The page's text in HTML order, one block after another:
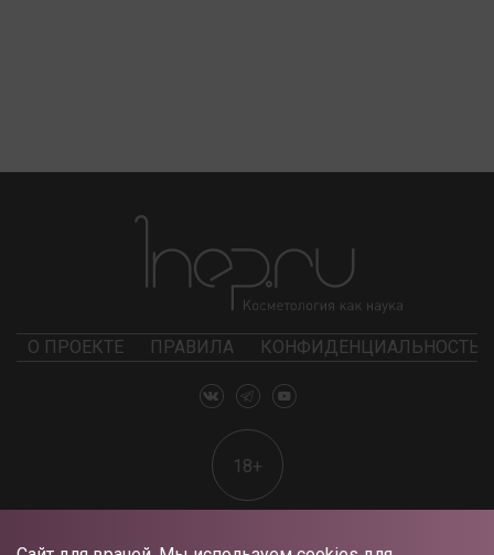
О ПРОЕКТЕ ПРАВИЛА КОНФИДЕНЦИАЛЬНОСТЬ
18+